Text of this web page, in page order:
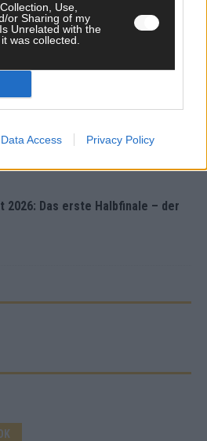
Use,
or Sharing of my
Unrelated with the
was collected.
Data Access Privacy Policy
die Wettquoten – vier sicher,
2026: Das erste Halbfinale – der